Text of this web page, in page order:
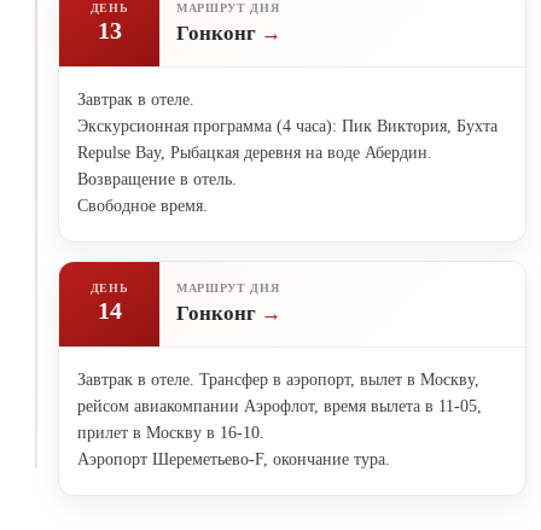
ДЕНЬ
13
МАРШРУТ ДНЯ
Гонконг
Завтрак в отеле.
Экскурсионная программа (4 часа): Пик Виктория, Бухта
Repulse Bay, Рыбацкая деревня на воде Абердин.
Возвращение в отель.
Свободное время.
ДЕНЬ
14
МАРШРУТ ДНЯ
Гонконг
Завтрак в отеле. Трансфер в аэропорт, вылет в Москву,
рейсом авиакомпании Аэрофлот, время вылета в 11-05,
прилет в Москву в 16-10.
Аэропорт Шереметьево-F, окончание тура.